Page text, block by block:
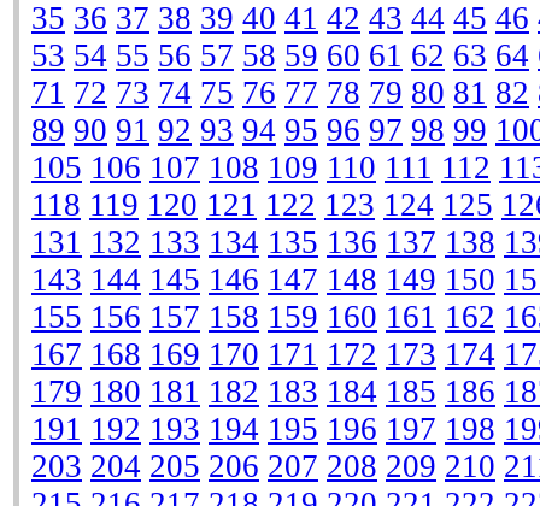
35 36 37 38 39 40 41 42 43 44 45 46
53 54 55 56 57 58 59 60 61 62 63 64
71 72 73 74 75 76 77 78 79 80 81 82
89 90 91 92 93 94 95 96 97 98 99
105 106 107 108 109 110 111 112
118 119 120 121 122 123 124 125
131 132 133 134 135 136 137 138
143 144 145 146 147 148 149 150
155 156 157 158 159 160 161 162
167 168 169 170 171 172 173 174
179 180 181 182 183 184 185 186
191 192 193 194 195 196 197 198
203 204 205 206 207 208 209 210